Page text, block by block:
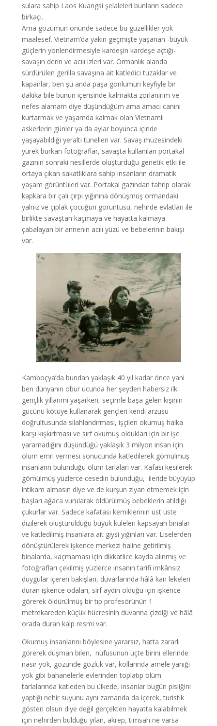
sulara sahip Laos Kuangsi şelaleleri bunların sadece
birkaçı.
Ama gözümün önünde sadece bu güzellikler yok
maalesef. Vietnam’da yakın geçmişte yaşanan -büyük
güçlerin yönlendirmesiyle kardeşin kardeşe açtığı-
savaşın derin ve acılı izleri var. Ormanlık alanda
sürdürülen gerilla savaşına ait katledici tuzaklar ve
kapanlar, ben şu anda paşa gönlümün keyfiyle bir
dakika bile bunun içerisinde kalmakta zorlanırım ve
nefes alamam diye düşündüğüm ama amacı canını
kurtarmak ve yaşamda kalmak olan Vietnamlı
askerlerin günler ya da aylar boyunca içinde
yaşayabildiği yeraltı tünelleri var. Savaş müzesindeki
yürek burkan fotoğraflar, savaşta kullanılan portakal
gazının sonraki nesillerde oluşturduğu genetik etki ile
ortaya çıkan sakatlıklara sahip insanların dramatik
yaşam görüntüleri var. Portakal gazından tahrip olarak
kapkara bir çalı çırpı yığınına dönüşmüş ormandaki
yalnız ve çıplak çocuğun görüntüsü, nehirde evlatları ile
birlikte savaştan kaçmaya ve hayatta kalmaya
çabalayan bir annenin acılı yüzü ve bebelerinin bakışı
var.
Kamboçya’da bundan yaklaşık 40 yıl kadar önce yani
ben dünyanın öbür ucunda her şeyden habersiz ilk
gençlik yıllarımı yaşarken, seçimle başa gelen kişinin
gücünü kötüye kullanarak gençleri kendi arzusu
doğrultusunda silahlandırması, işçileri okumuş halka
karşı kışkırtması ve sırf okumuş oldukları için bir işe
yaramadığını düşündüğü yaklaşık 3 milyon insan için
ölüm emri vermesi sonucunda katledilerek gömülmüş
insanların bulunduğu ölüm tarlaları var. Kafası kesilerek
gömülmüş yüzlerce cesedin bulunduğu, ileride büyüyüp
intikam almasın diye ve de kurşun ziyan etmemek için
başları ağaca vurularak öldürülmüş bebeklerin atıldığı
çukurlar var. Sadece kafatası kemiklerinin üst üste
dizilerek oluşturulduğu büyük kuleleri kapsayan binalar
ve katledilmiş insanlara ait giysi yığınları var. Liselerden
dönüştürülerek işkence merkezi haline getirilmiş
binalarda, kaçmaması için dikkatlice kayda alınmış ve
fotoğrafları çekilmiş yüzlerce insanın tarifi imkânsız
duygular içeren bakışları, duvarlarında hâlâ kan lekeleri
duran işkence odaları, sırf aydın olduğu için işkence
görerek öldürülmüş bir tıp profesörünün 1
metrekareden küçük hücresinin duvarına çizdiği ve hâlâ
orada duran kalp resmi var.
Okumuş insanlarını böylesine yararsız, hatta zararlı
görerek düşman bilen, nüfusunun üçte birini ellerinde
nasır yok, gözünde gözlük var, kollarında amele yanığı
yok gibi bahanelerle evlerinden toplatıp ölüm
tarlalarında katleden bu ülkede, insanlar bugün pisliğini
yaptığı nehir suyunu aynı zamanda da içerek, turistik
gösteri olsun diye değil gerçekten hayatta kalabilmek
için nehirden bulduğu yılan, akrep, timsah ne varsa